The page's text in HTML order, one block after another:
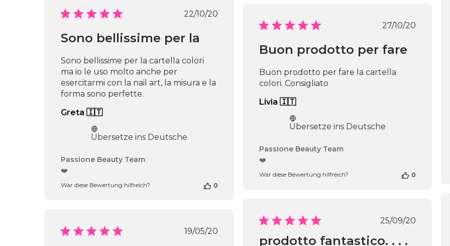
Jul
29
am
Apr
16
Veröffentlichungsdatum
22/10/20
Sono bellissime per la
Sono bellissime per la cartella colori
ma io le uso molto anche per
esercitarmi con la nail art, la misura e la
forma sono perfette.
Greta 🇮🇹
Übersetze ins Deutsche
Kommentare
Inhabers
Passione Beauty Team
❤️
War diese Bewertung hilfreich? 0
27/10/20
Buon prodotto per fare
Buon prodotto per fare la cartella
colori. Consigliato
Livia 🇮🇹
Übersetze ins Deutsche
Kommentare
Inhabers
am
Passione Beauty Team
❤️
War diese Bewertung hilfreich? 0
25/09/20
prodotto fantastico. . . .
Veröffentlichungsdatum
19/05/20